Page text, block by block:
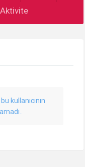
Aktivite
kullanıcının